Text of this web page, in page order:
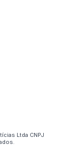
Ltda CNPJ